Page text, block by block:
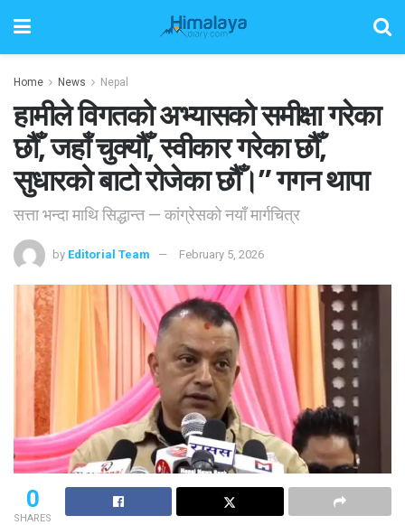
Home News Nepal
हामीले विगतको अभ्यासको समीक्षा गरेका
छौँ, जहाँ चुक्यौँ, स्वीकार गरेका छौँ,
सुधारको बाटो रोजेका छौँ।” गगन थापा
सत्ता भन्दा माथि सिद्धान्त — कांग्रेसको नयाँ मार्गचित्र
by Editorial Team February 5, 2026
0
SHARES